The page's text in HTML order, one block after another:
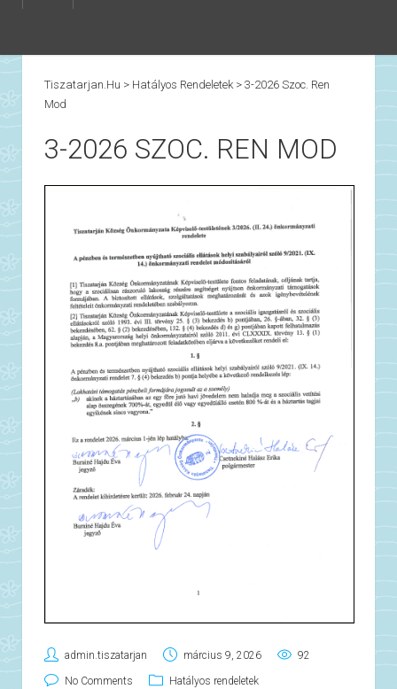
Tiszatarjan.hu > Hatályos Rendeletek> 3-2026 Szoc. Ren
Mod
3-2026 SZOC. REN MOD
admin.tiszatarjan március 9, 2026 92
No Comments Hatályos rendeletek